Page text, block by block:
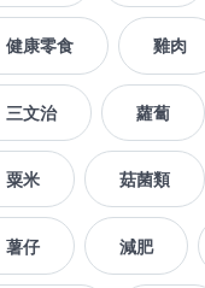
健康零食 雞肉
三文治 蘿蔔
粟米 菇菌類
薯仔 減肥